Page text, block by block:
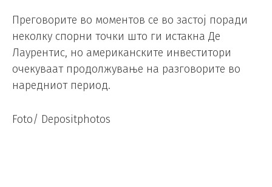
Преговорите во моментов се во застој поради
неколку спорни точки што ги истакна Де
Лаурентис, но американските инвеститори
очекуваат продолжување на разговорите во
наредниот период.
Foto/ Depositphotos